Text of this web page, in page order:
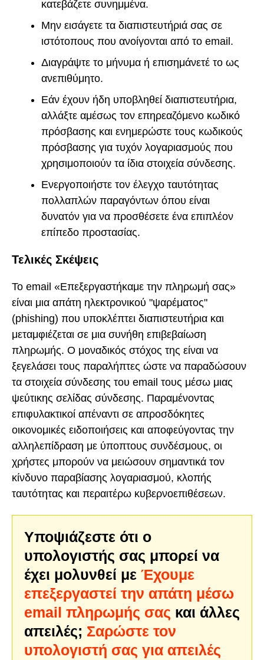
κατεβάζετε συνημμένα.
Μην εισάγετε τα διαπιστευτήριά σας σε
ιστότοπους που ανοίγονται από το email.
Διαγράψτε το μήνυμα ή επισημάνετέ το ως
ανεπιθύμητο.
Εάν έχουν ήδη υποβληθεί διαπιστευτήρια,
αλλάξτε αμέσως τον επηρεαζόμενο κωδικό
πρόσβασης και ενημερώστε τους κωδικούς
πρόσβασης για τυχόν λογαριασμούς που
χρησιμοποιούν τα ίδια στοιχεία σύνδεσης.
Ενεργοποιήστε τον έλεγχο ταυτότητας
πολλαπλών παραγόντων όπου είναι
δυνατόν για να προσθέσετε ένα επιπλέον
επίπεδο προστασίας.
Τελικές Σκέψεις
Το email «Επεξεργαστήκαμε την πληρωμή σας»
είναι μια απάτη ηλεκτρονικού "ψαρέματος"
(phishing) που υποκλέπτει διαπιστευτήρια και
μεταμφιέζεται σε μια συνήθη επιβεβαίωση
πληρωμής. Ο μοναδικός στόχος της είναι να
ξεγελάσει τους παραλήπτες ώστε να παραδώσουν
τα στοιχεία σύνδεσης του email τους μέσω μιας
ψεύτικης σελίδας σύνδεσης. Παραμένοντας
επιφυλακτικοί απέναντι σε απροσδόκητες
οικονομικές ειδοποιήσεις και αποφεύγοντας την
αλληλεπίδραση με ύποπτους συνδέσμους, οι
χρήστες μπορούν να μειώσουν σημαντικά τον
κίνδυνο παραβίασης λογαριασμού, κλοπής
ταυτότητας και περαιτέρω κυβερνοεπιθέσεων.
Υποψιάζεστε ότι ο
υπολογιστής σας μπορεί να
έχει μολυνθεί με Έχουμε
επεξεργαστεί την απάτη μέσω
email πληρωμής σας και άλλες
απειλές; Σαρώστε τον
υπολογιστή σας για απειλές